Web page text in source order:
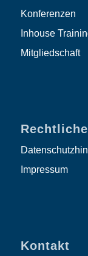
Konferenzen
Inhouse
Mitgliedschaft
Impressum
Kontakt